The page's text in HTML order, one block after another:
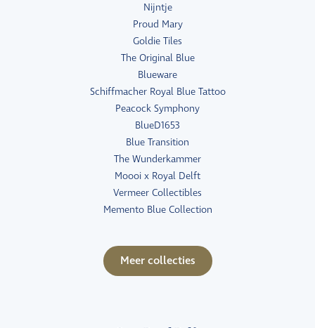
Nijntje
Proud Mary
Goldie Tiles
The Original Blue
Blueware
Schiffmacher Royal Blue Tattoo
Peacock Symphony
BlueD1653
Blue Transition
The Wunderkammer
Moooi x Royal Delft
Vermeer Collectibles
Memento Blue Collection
Meer collecties